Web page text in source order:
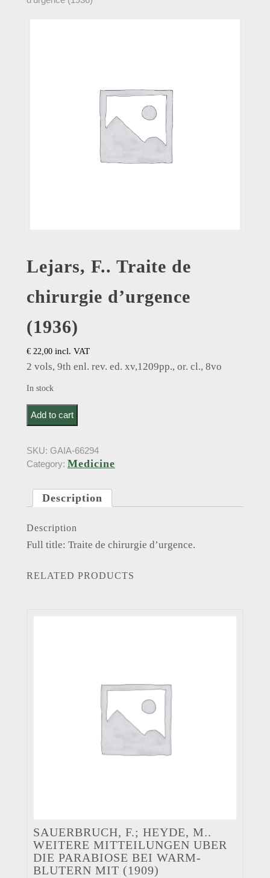
Lejars, F.. Traite de
chirurgie d’urgence
(1936)
€ 22,00 incl. VAT
2 vols, 9th enl. rev. ed. xv,1209pp., or. cl., 8vo
In stock
Lejars, F.. Traite de chirurgie d'urgence (1936) quantity
Add to cart
SKU: GAIA-66294
Category: Medicine
Description
Description
Full title: Traite de chirurgie d’urgence.
RELATED PRODUCTS
SAUERBRUCH, F.; HEYDE, M..
WEITERE MITTEILUNGEN UBER
DIE PARABIOSE BEI WARM-
BLUTERN MIT (1909)